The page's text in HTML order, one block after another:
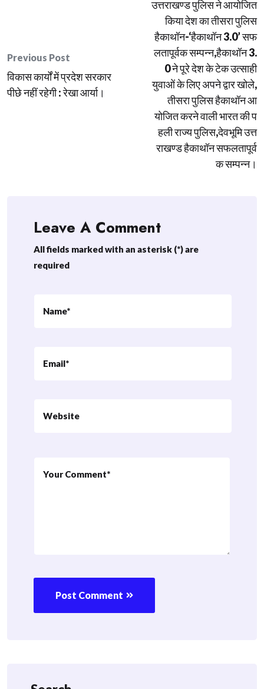
Previous Post
विकास कार्यों में प्रदेश सरकार
पीछे नहीं रहेगी : रेखा आर्या।
उत्तराखण्ड पुलिस ने आयोजित
किया देश का तीसरा पुलिस
हैकाथॉन-‘हैकाथॉन 3.0’ सफ
लतापूर्वक सम्पन्न,हैकाथॉन 3.
0 ने पूरे देश के टेक उत्साही
युवाओं के लिए अपने द्वार खोले,
तीसरा पुलिस हैकाथॉन आ
योजित करने वाली भारत की प
हली राज्य पुलिस,देवभूमि उत्त
राखण्ड हैकाथॉन सफलतापूर्व
क सम्पन्न।
Leave A Comment
All fields marked with an asterisk (*) are
required
Post Comment